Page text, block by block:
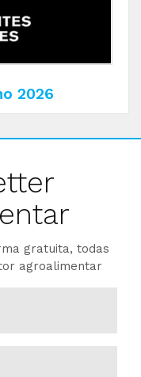
2026
gratuita, todas
agroalimentar